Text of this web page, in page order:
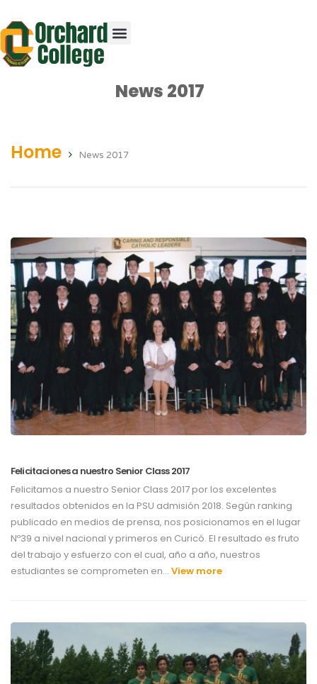
News 2017
Home News 2017
Felicitaciones a nuestro Senior Class 2017
Felicitamos a nuestro Senior Class 2017 por los excelentes
resultados obtenidos en la PSU admisión 2018. Según ranking
publicado en medios de prensa, nos posicionamos en el lugar
Nº39 a nivel nacional y primeros en Curicó. El resultado es fruto
del trabajo y esfuerzo con el cual, año a año, nuestros
estudiantes se comprometen en… View more